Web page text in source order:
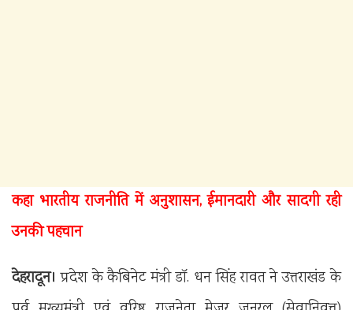
कहा भारतीय राजनीति में अनुशासन, ईमानदारी और सादगी रही
उनकी पहचान
देहरादून। प्रदेश के कैबिनेट मंत्री डॉ. धन सिंह रावत ने उत्तराखंड के